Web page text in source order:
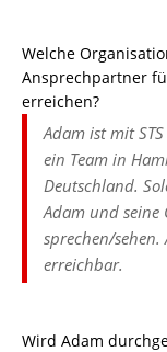
Welche
Ansprechpartner
erreichen?
Adam ist mit
ein Team in
Deutschland.
Adam und
sprechen/sehen.
erreichbar.
Wird Adam